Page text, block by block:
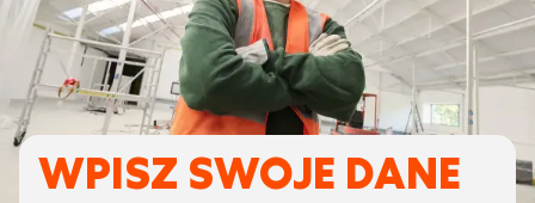
WPISZ SWOJE DANE